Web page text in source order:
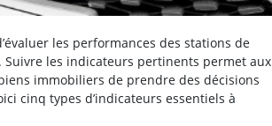
les performances des stations de
Suivre les indicateurs pertinents permet aux
immobiliers de prendre des décisions
cinq types d’indicateurs essentiels à